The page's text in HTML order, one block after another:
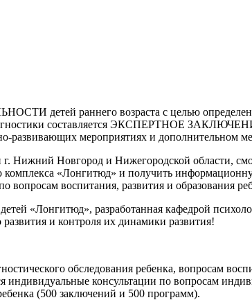
раннего возраста с целью определения
составляется ЭКСПЕРТНОЕ
мероприятиях и дополнительном
Нижний Новгород и Нижегородской области,
комплекса «Лонгитюд» и получить
воспитания, развития и образования
«Лонгитюд», разработанная кафедрой
и контроля их динамики развития!
обследования ребенка, вопросам
индивидуальные консультации по вопросам
(500 заключений и 500 программ).